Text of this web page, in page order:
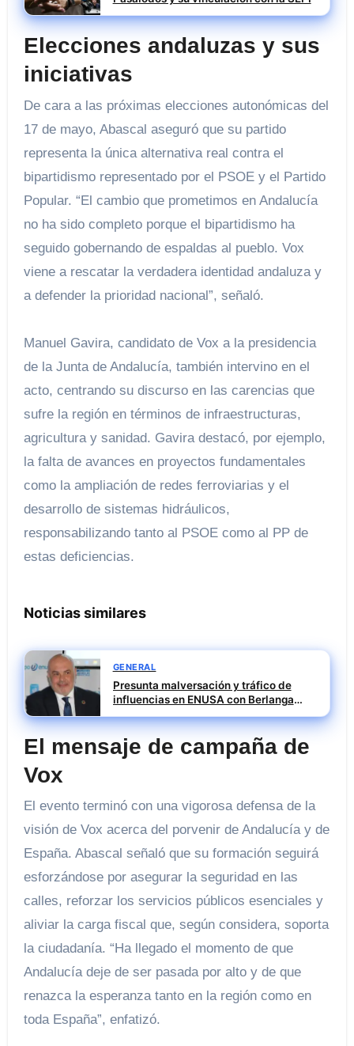
Elecciones andaluzas y sus
iniciativas
De cara a las próximas elecciones autonómicas del
17 de mayo, Abascal aseguró que su partido
representa la única alternativa real contra el
bipartidismo representado por el PSOE y el Partido
Popular. “El cambio que prometimos en Andalucía
no ha sido completo porque el bipartidismo ha
seguido gobernando de espaldas al pueblo. Vox
viene a rescatar la verdadera identidad andaluza y
a defender la prioridad nacional”, señaló.
Manuel Gavira, candidato de Vox a la presidencia
de la Junta de Andalucía, también intervino en el
acto, centrando su discurso en las carencias que
sufre la región en términos de infraestructuras,
agricultura y sanidad. Gavira destacó, por ejemplo,
la falta de avances en proyectos fundamentales
como la ampliación de redes ferroviarias y el
desarrollo de sistemas hidráulicos,
responsabilizando tanto al PSOE como al PP de
estas deficiencias.
Noticias similares
GENERAL
Presunta malversación y tráfico de
influencias en ENUSA con Berlanga
investigado
El mensaje de campaña de
Vox
El evento terminó con una vigorosa defensa de la
visión de Vox acerca del porvenir de Andalucía y de
España. Abascal señaló que su formación seguirá
esforzándose por asegurar la seguridad en las
calles, reforzar los servicios públicos esenciales y
aliviar la carga fiscal que, según considera, soporta
la ciudadanía. “Ha llegado el momento de que
Andalucía deje de ser pasada por alto y de que
renazca la esperanza tanto en la región como en
toda España”, enfatizó.